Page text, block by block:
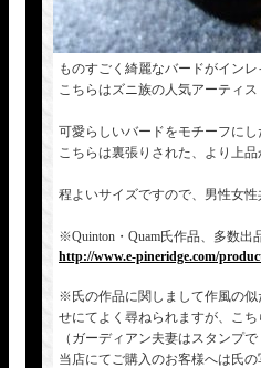
ものすごく綺麗なバードがイン
こちらはズニ族の人気アーティ
可愛らしいバードをモチーフに
こちらは裏張りされた、より上
程よいサイズですので、男性女
※Quinton・Quam氏作品、多数
http://www.e-pineridge.com/
※氏の作品に関しまして作風の
せにてよく尋ねられますが、こ
（ガーディアン夫妻はスタンプ
当店にてご購入のお客様へは氏